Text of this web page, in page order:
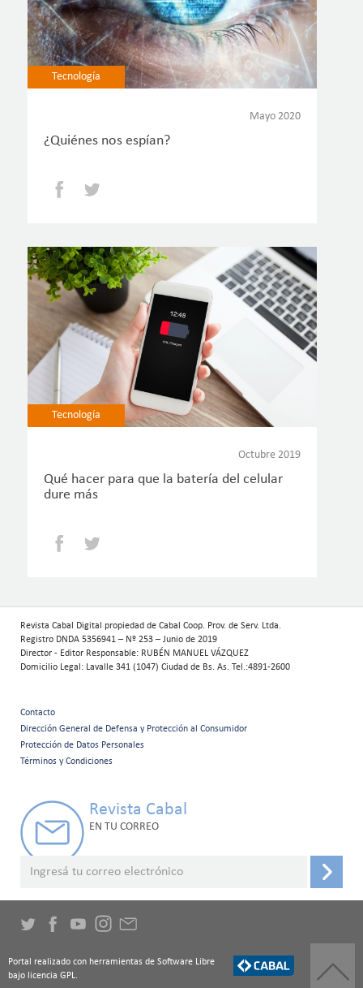
Tecnología
Mayo 2020
¿Quiénes nos espían?
Facebook
Tecnología
Octubre 2019
Qué hacer para que la batería del celular
dure más
Facebook
Revista Cabal Digital propiedad de Cabal Coop. Prov. de Serv. Ltda.
Registro DNDA 5356941 – Nº 253 – Junio de 2019
Director - Editor Responsable: RUBÉN MANUEL VÁZQUEZ
Domicilio Legal: Lavalle 341 (1047) Ciudad de Bs. As. Tel.:4891-2600
Menú
secundario
Contacto
Dirección General de Defensa y Protección al Consumidor
Protección de Datos Personales
Términos y Condiciones
Revista Cabal
EN TU CORREO
Portal realizado con herramientas de Software Libre
bajo licencia GPL.